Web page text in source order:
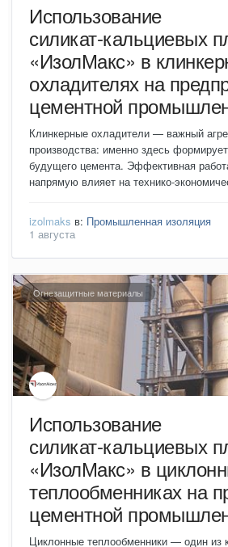
Использование
силикат‑кальциевых
«ИзолМакс» в
охладителях на
цементной
Клинкерные охладители — важный
производства: именно здесь
будущего цемента. Эффективная
напрямую влияет на
izolmaks в: Промышленная изоляция
1 августа
Огнезащитные материалы
Использование
силикат‑кальциевых
«ИзолМакс» в
теплообменниках на
цементной
Циклонные теплообменники — один из